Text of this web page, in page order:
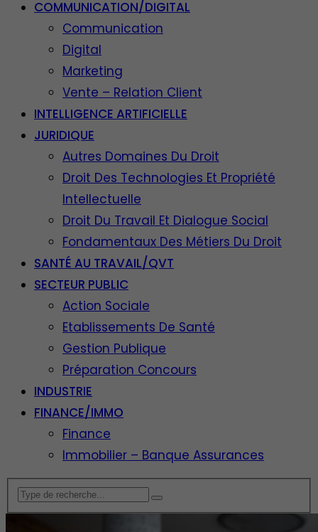
COMMUNICATION/DIGITAL
Communication
Digital
Marketing
Vente – Relation Client
INTELLIGENCE ARTIFICIELLE
JURIDIQUE
Autres Domaines Du Droit
Droit Des Technologies Et Propriété
Intellectuelle
Droit Du Travail Et Dialogue Social
Fondamentaux Des Métiers Du Droit
SANTÉ AU TRAVAIL/QVT
SECTEUR PUBLIC
Action Sociale
Etablissements De Santé
Gestion Publique
Préparation Concours
INDUSTRIE
FINANCE/IMMO
Finance
Immobilier – Banque Assurances